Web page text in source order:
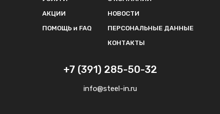
АКЦИИ
ПОМОЩЬ и FAQ
НОВОСТИ
ПЕРСОНАЛЬНЫЕ ДАННЫЕ
КОНТАКТЫ
+7 (391) 285-50-32
info@steel-in.ru